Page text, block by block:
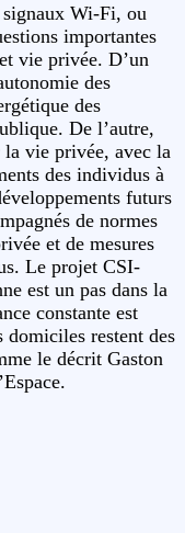
Wi-Fi, ou
importantes
vie privée. D’un
des
des
De l’autre,
vie privée, avec la
des individus à
futurs
de normes
et de mesures
Le projet CSI-
est un pas dans la
constante est
domiciles restent des
le décrit Gaston